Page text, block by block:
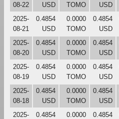
08-22
USD
TOMO
USD
2025-
08-21
0.4854
USD
0.0000
TOMO
0.4854
USD
2025-
08-20
0.4854
USD
0.0000
TOMO
0.4854
USD
2025-
08-19
0.4854
USD
0.0000
TOMO
0.4854
USD
2025-
08-18
0.4854
USD
0.0000
TOMO
0.4854
USD
2025-
0.4854
0.0000
0.4854